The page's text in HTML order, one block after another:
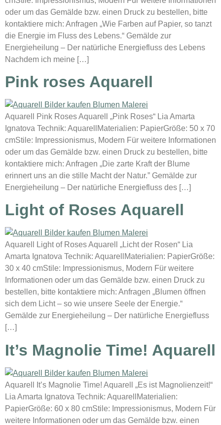
oder um das Gemälde bzw. einen Druck zu bestellen, bitte
kontaktiere mich: Anfragen „Wie Farben auf Papier, so tanzt
die Energie im Fluss des Lebens.“ Gemälde zur
Energieheilung – Der natürliche Energiefluss des Lebens
Nachdem ich meine […]
Pink roses Aquarell
Aquarell Pink Roses Aquarell „Pink Roses“ Lia Amarta
Ignatova Technik: AquarellMaterialien: PapierGröße: 50 x 70
cmStile: Impressionismus, Modern Für weitere Informationen
oder um das Gemälde bzw. einen Druck zu bestellen, bitte
kontaktiere mich: Anfragen „Die zarte Kraft der Blume
erinnert uns an die stille Macht der Natur.” Gemälde zur
Energieheilung – Der natürliche Energiefluss des […]
Light of Roses Aquarell
Aquarell Light of Roses Aquarell „Licht der Rosen“ Lia
Amarta Ignatova Technik: AquarellMaterialien: PapierGröße:
30 x 40 cmStile: Impressionismus, Modern Für weitere
Informationen oder um das Gemälde bzw. einen Druck zu
bestellen, bitte kontaktiere mich: Anfragen „Blumen öffnen
sich dem Licht – so wie unsere Seele der Energie.“
Gemälde zur Energieheilung – Der natürliche Energiefluss
[…]
It’s Magnolie Time! Aquarell
Aquarell It’s Magnolie Time! Aquarell „Es ist Magnolienzeit!“
Lia Amarta Ignatova Technik: AquarellMaterialien:
PapierGröße: 60 x 80 cmStile: Impressionismus, Modern Für
weitere Informationen oder um das Gemälde bzw. einen